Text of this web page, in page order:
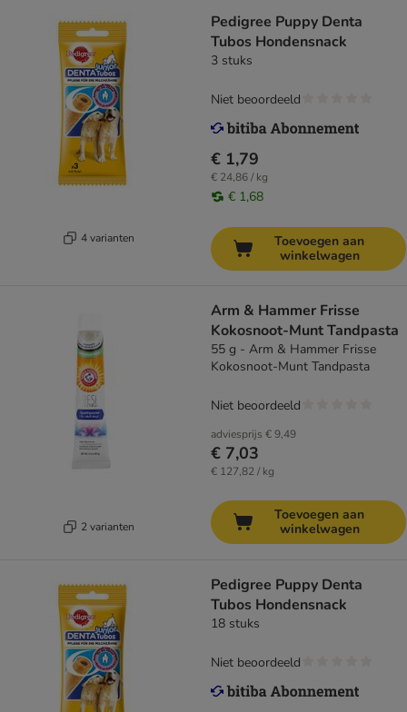
4 varianten
Pedigree Puppy Denta
Tubos Hondensnack
3 stuks
€ 1,79
€ 24,86 / kg
€ 1,68
Niet beoordeeld
Toevoegen aan
winkelwagen
2 varianten
Arm & Hammer Frisse
Kokosnoot-Munt Tandpasta
55 g - Arm & Hammer Frisse
Kokosnoot-Munt Tandpasta
adviesprijs € 9,49
€ 7,03
€ 127,82 / kg
Niet beoordeeld
Toevoegen aan
winkelwagen
Pedigree Puppy Denta
Tubos Hondensnack
18 stuks
Niet beoordeeld